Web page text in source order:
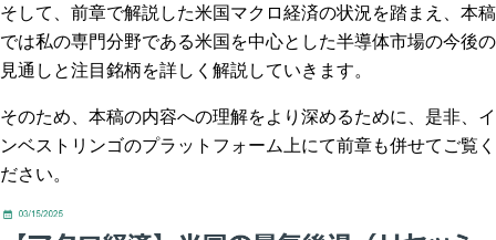
そして、 前章で解説した米国マクロ経済の状況を踏まえ、本稿
では私の専門分野である米国を中心とした半導体市場の今後の
見通しと注目銘柄を詳しく解説していきます。
そのため、本稿の内容への理解をより深めるために、是非、イ
ンベストリンゴのプラットフォーム上にて前章も併せてご覧く
ださい。